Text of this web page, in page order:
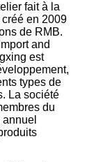
fait à la
en 2009
de RMB.
and
est
types de
La société
du